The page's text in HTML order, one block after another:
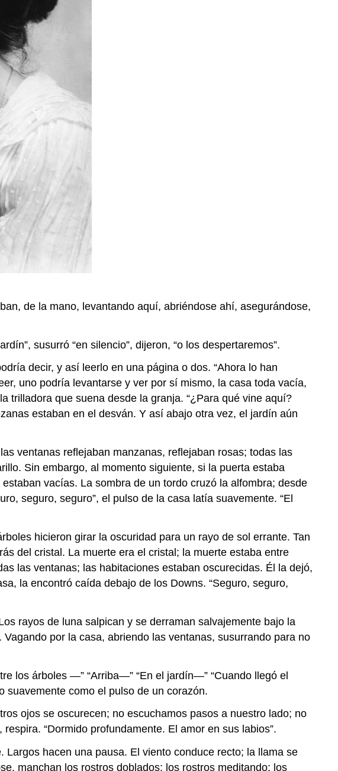
de la mano, levantando aquí, abriéndose ahí, asegurándose,
susurró “en silencio”, dijeron, “o los despertaremos”.
decir, y así leerlo en una página o dos. “Ahora lo han
uno podría levantarse y ver por sí mismo, la casa toda vacía,
trilladora que suena desde la granja. “¿Para qué vine aquí?
estaban en el desván. Y así abajo otra vez, el jardín aún
ventanas reflejaban manzanas, reflejaban rosas; todas las
Sin embargo, al momento siguiente, si la puerta estaba
vacías. La sombra de un tordo cruzó la alfombra; desde
seguro, seguro”, el pulso de la casa latía suavemente. “El
hicieron girar la oscuridad para un rayo de sol errante. Tan
del cristal. La muerte era el cristal; la muerte estaba entre
las ventanas; las habitaciones estaban oscurecidas. Él la dejó,
la encontró caída debajo de los Downs. “Seguro, seguro,
rayos de luna salpican y se derraman salvajemente bajo la
por la casa, abriendo las ventanas, susurrando para no
los árboles —” “Arriba—” “En el jardín—” “Cuando llegó el
como el pulso de un corazón.
ojos se oscurecen; no escuchamos pasos a nuestro lado; no
“Dormido profundamente. El amor en sus labios”.
hacen una pausa. El viento conduce recto; la llama se
manchan los rostros doblados; los rostros meditando; los